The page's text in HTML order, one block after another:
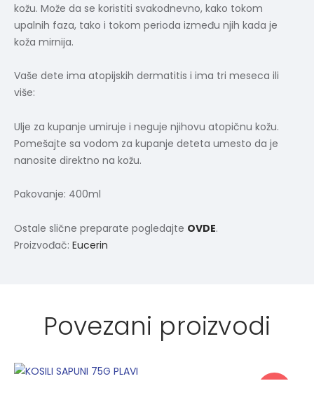
kožu. Može da se koristiti svakodnevno, kako tokom
upalnih faza, tako i tokom perioda između njih kada je
koža mirnija.
Vaše dete ima atopijskih dermatitis i ima tri meseca ili
više:
Ulje za kupanje umiruje i neguje njihovu atopičnu kožu.
Pomešajte sa vodom za kupanje deteta umesto da je
nanosite direktno na kožu.
Pakovanje: 400ml
Ostale slične preparate pogledajte OVDE.
Proizvođač: Eucerin
Povezani proizvodi